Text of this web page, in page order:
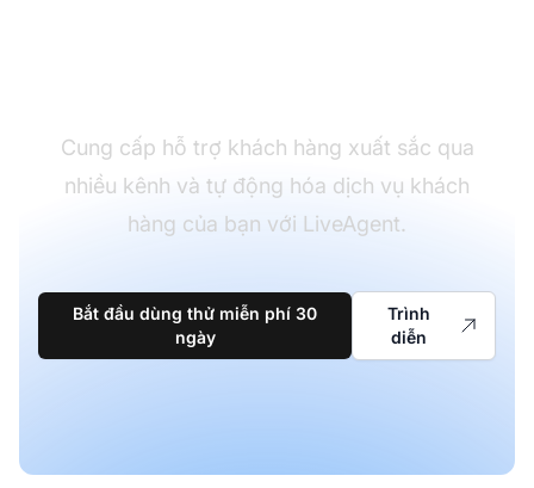
Cung cấp hỗ trợ khách hàng xuất sắc qua
nhiều kênh và tự động hóa dịch vụ khách
hàng của bạn với LiveAgent.
Bắt đầu dùng thử miễn phí 30
ngày
Trình
diễn